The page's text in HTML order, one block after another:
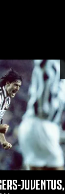
JUVENTUS,